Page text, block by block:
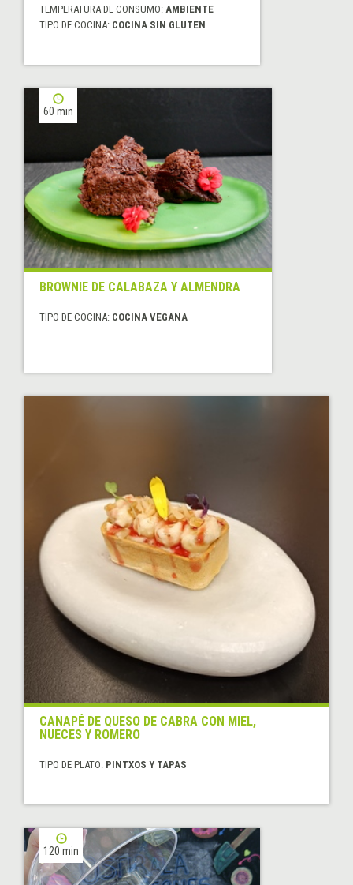
TEMPERATURA DE CONSUMO: AMBIENTE
TIPO DE COCINA: COCINA SIN GLUTEN
60 min
BROWNIE DE CALABAZA Y ALMENDRA
TIPO DE COCINA: COCINA VEGANA
CANAPÉ DE QUESO DE CABRA CON MIEL,
NUECES Y ROMERO
TIPO DE PLATO: PINTXOS Y TAPAS
120 min